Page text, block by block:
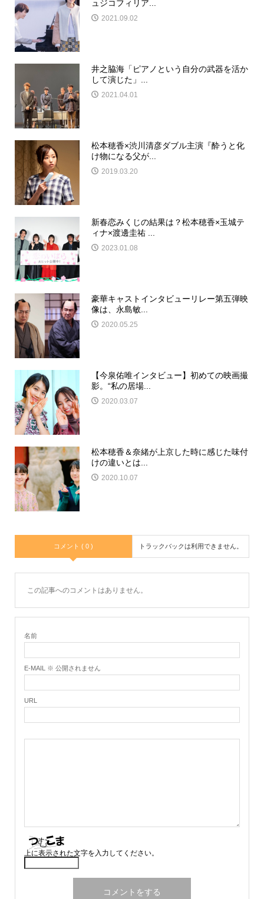
ュジコフィリア...
2021.09.02
井之脇海「ピアノという自分の武器を活か
して演じた」...
2021.04.01
松本穂香×渋川清彦ダブル主演『酔うと化
け物になる父が...
2019.03.20
新春恋みくじの結果は？松本穂香×玉城テ
ィナ×渡邊圭祐 ...
2023.01.08
豪華キャストインタビューリレー第五弾映
像は、永島敏...
2020.05.25
【今泉佑唯インタビュー】初めての映画撮
影。“私の居場...
2020.03.07
松本穂香＆奈緒が上京した時に感じた味付
けの違いとは...
2020.10.07
コメント ( 0 ) トラックバックは利用できません。
この記事へのコメントはありません。
名前
E-MAIL ※ 公開されません
URL
上に表示された文字を入力してください。